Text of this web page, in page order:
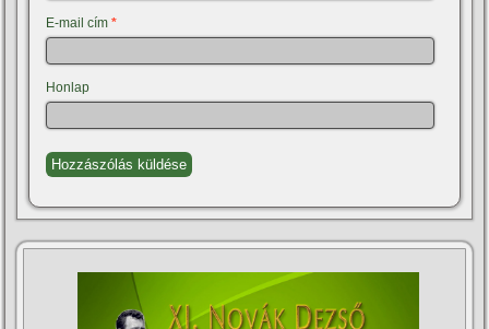
E-mail cím*
Honlap